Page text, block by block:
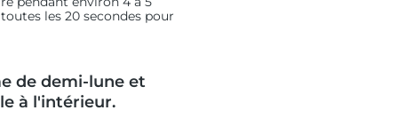
les 20 secondes pour
de demi-lune et
à l'intérieur.